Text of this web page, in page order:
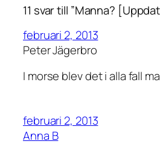
11 svar till ”Manna?
februari 2, 2013
Peter Jägerbro
I morse blev det i alla fall
februari 2, 2013
Anna B